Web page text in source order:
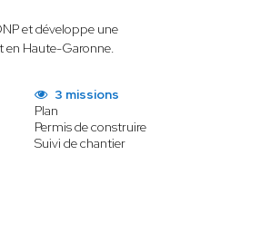
et développe une
en Haute-Garonne.
3 missions
Plan
Permis de construire
Suivi de chantier